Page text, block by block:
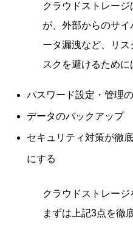
クラウドストレー
が、外部からのサ
ータ漏洩など、リス
スクを避けるために
パスワード設定・管理
データのバックアップ
セキュリティ対策が徹
にする
クラウドストレージ
まずは上記3点を徹